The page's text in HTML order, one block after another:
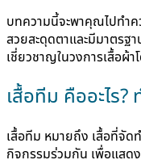
บทความนี้จะพาคุณไปทำค
สวยสะดุดตาและมีมาตรฐ
เชี่ยวชาญในวงการเสื้อผ้า
เสื้อทีม คืออะไร?
เสื้อทีม หมายถึง เสื้อที่จั
กิจกรรมร่วมกัน เพื่อแสด